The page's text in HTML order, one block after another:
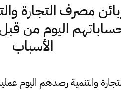
مصرف التجارة
اليوم من
الأسباب
والتنمية رصدهم اليوم